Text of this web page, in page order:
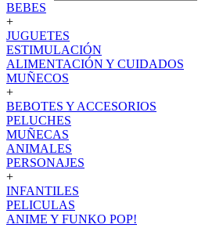
BEBES
+
JUGUETES
ESTIMULACIÓN
ALIMENTACIÓN Y CUIDADOS
MUÑECOS
+
BEBOTES Y ACCESORIOS
PELUCHES
MUÑECAS
ANIMALES
PERSONAJES
+
INFANTILES
PELICULAS
ANIME Y FUNKO POP!